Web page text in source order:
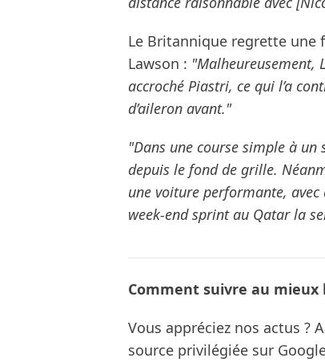
Le Britannique regrette une
Lawson : "Malheureusement,
accroché Piastri, ce qui l’a
d’aileron avant."
"Dans une course simple à
depuis le fond de grille.
une voiture performante,
week-end sprint au Qatar la
Comment suivre au mieux
Vous appréciez nos actus ?
source privilégiée sur